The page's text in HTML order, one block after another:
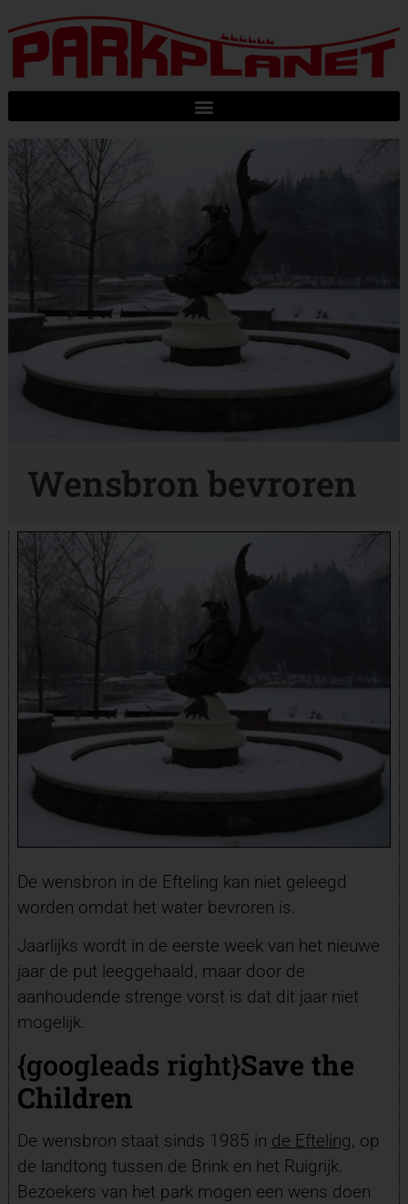
Wensbron bevroren
De wensbron in de Efteling kan niet geleegd
worden omdat het water bevroren is.
Jaarlijks wordt in de eerste week van het nieuwe
jaar de put leeggehaald, maar door de
aanhoudende strenge vorst is dat dit jaar niet
mogelijk.
{googleads right}Save the
Children
De wensbron staat sinds 1985 in de Efteling, op
de landtong tussen de Brink en het Ruigrijk.
Bezoekers van het park mogen een wens doen